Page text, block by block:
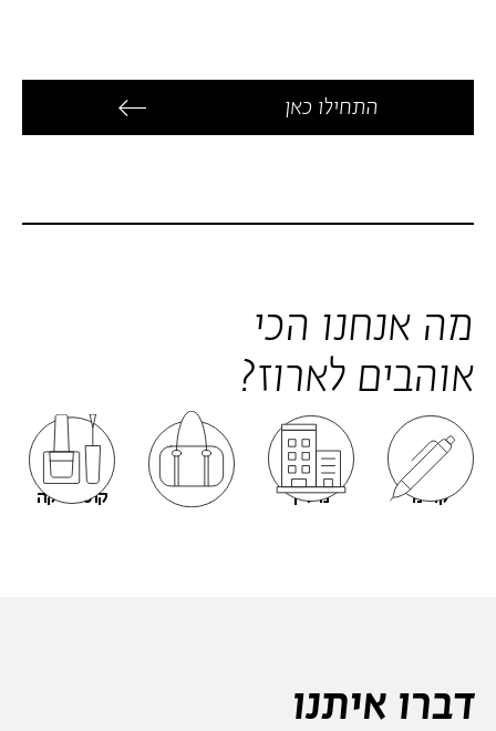
התחילו כאן
מה אנחנו הכי
אוהבים לארוז?
קד״מ נדל״ן אופנה קוסמטיקה
דברו איתנו